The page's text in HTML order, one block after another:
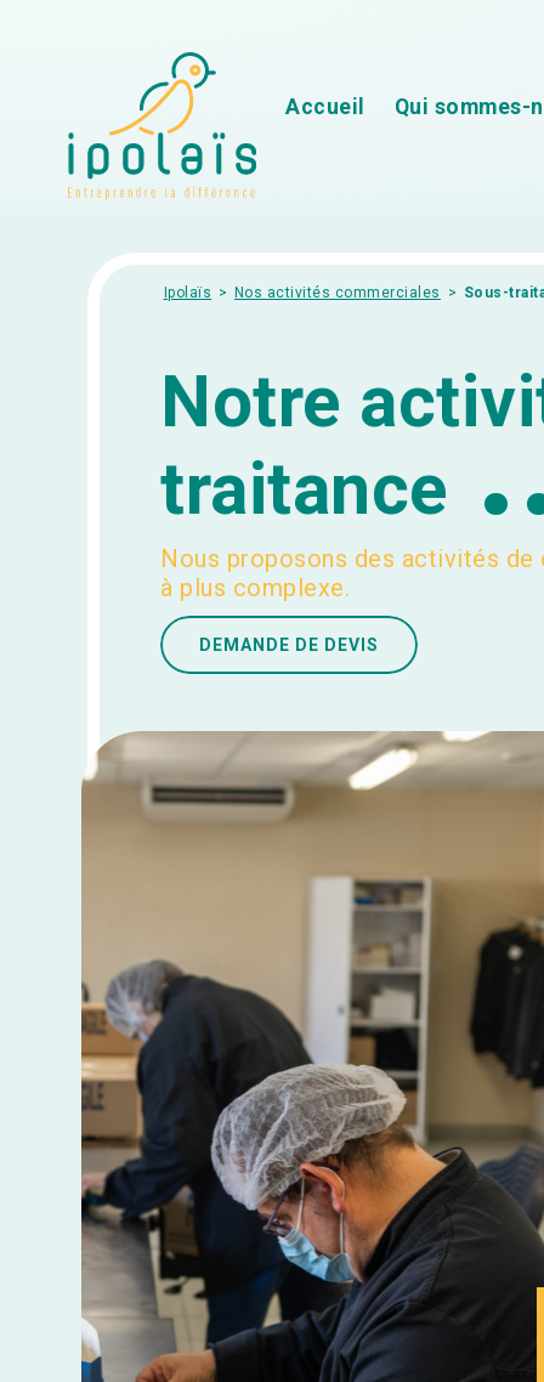
Accueil Qui sommes-
Ipolaïs > Nos activités commerciales > Sous-
Notre
traitance
Nous proposons des activités
à plus complexe.
DEMANDE DE DEVIS